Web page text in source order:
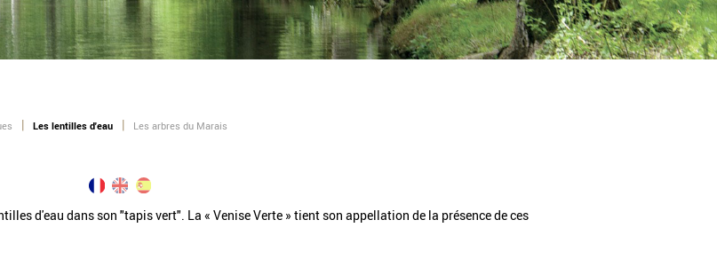
Les lentilles d'eau Les arbres du Marais
d'eau dans son "tapis vert". La « Venise Verte » tient son appellation de la présence de ces